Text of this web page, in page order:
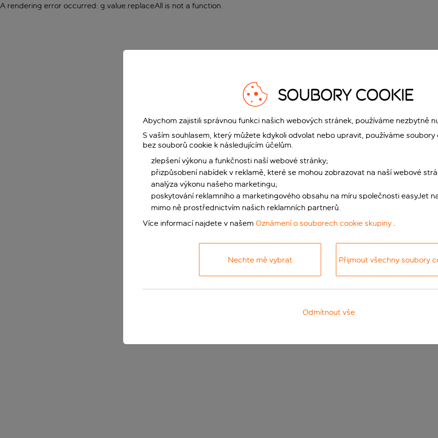
A rendering error occurred: g.value.replaceAll is not a function.
SOUBORY COOKIE
Abychom zajistili správnou funkci našich webových stránek, používáme nezbytně
S vaším souhlasem, který můžete kdykoli odvolat nebo upravit, používáme
bez souborů cookie k následujícím účelům.
zlepšení výkonu a funkčnosti naší webové stránky;
přizpůsobení nabídek v reklamě, které se mohou zobrazovat na naší webové
analýza výkonu našeho marketingu;
poskytování reklamního a marketingového obsahu na míru společnosti easyJet
mimo ně prostřednictvím našich reklamních partnerů.
Více informací najdete v našem Oznámení o souborech cookie skupiny .
Nechte mě vybrat Přijmout všechny soubory
Odmítnout vše